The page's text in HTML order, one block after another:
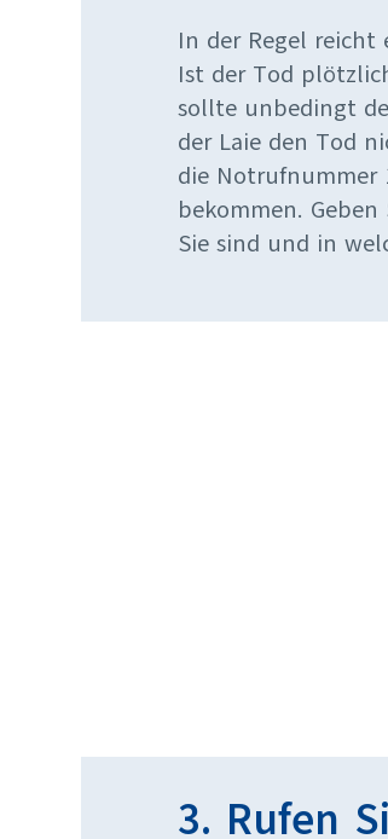
In der Regel reicht
Ist der Tod
sollte unbedingt
der Laie den Tod
die Notrufnummer
bekommen.
Sie sind und in
3. Rufen